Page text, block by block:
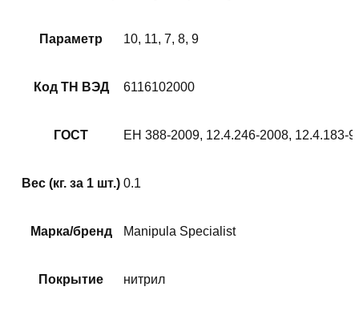
Параметр 10, 11, 7, 8, 9
Код ТН ВЭД 6116102000
ГОСТ ЕН 388-2009, 12.4.246-2008, 12.4.183-
Вес (кг. за 1 шт.) 0.1
Марка/бренд Manipula Specialist
Покрытие нитрил